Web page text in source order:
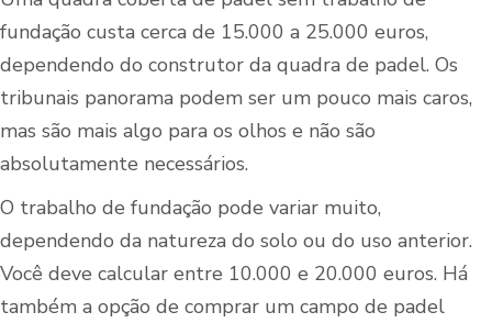
fundação custa cerca de 15.000 a 25.000 euros,
dependendo do construtor da quadra de padel. Os
tribunais panorama podem ser um pouco mais caros,
mas são mais algo para os olhos e não são
absolutamente necessários.
O trabalho de fundação pode variar muito,
dependendo da natureza do solo ou do uso anterior.
Você deve calcular entre 10.000 e 20.000 euros. Há
também a opção de comprar um campo de padel